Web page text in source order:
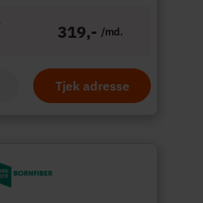
319,- /md.
Tjek adresse